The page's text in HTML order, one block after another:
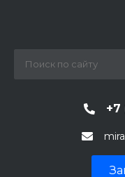
+7